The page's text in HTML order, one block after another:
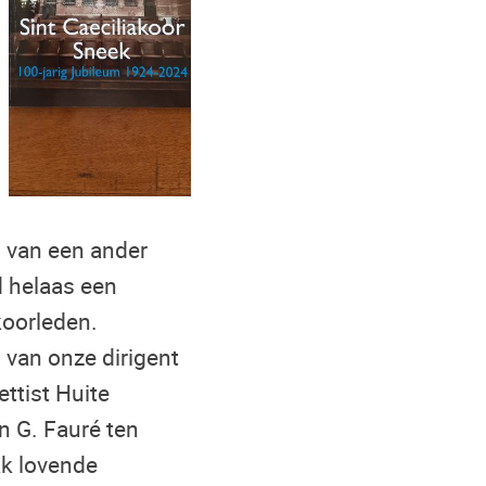
een ander
een
onze dirigent
Huite
G. Fauré ten
lovende